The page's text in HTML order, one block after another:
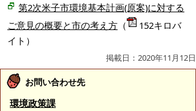
第2次米子市環境基本計画(原案)に対する
ご意見の概要と市の考え方 （
152キロバ
イト）
掲載日：2020年11月12日
お問い合わせ先
環境政策課